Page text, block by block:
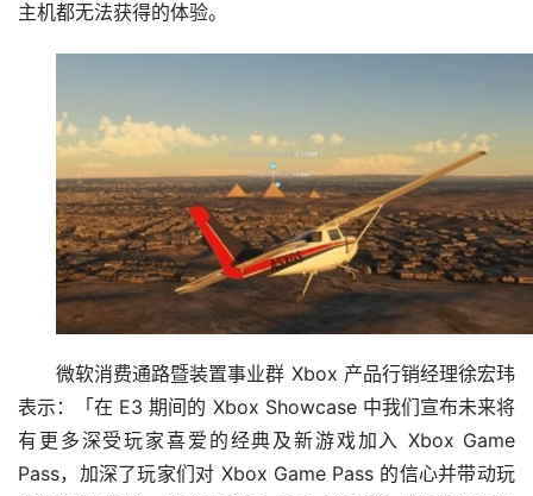
主机都无法获得的体验。
微软消费通路暨装置事业群 Xbox 产品行销经理徐宏玮
表示：「在 E3 期间的 Xbox Showcase 中我们宣布未来将
有更多深受玩家喜爱的经典及新游戏加入 Xbox Game
Pass，加深了玩家们对 Xbox Game Pass 的信心并带动玩